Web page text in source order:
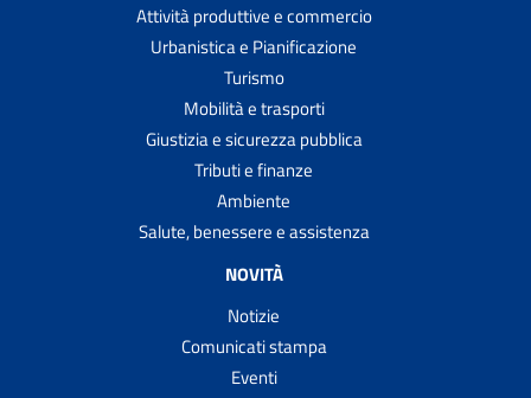
Attività produttive e commercio
Urbanistica e Pianificazione
Turismo
Mobilità e trasporti
Giustizia e sicurezza pubblica
Tributi e finanze
Ambiente
Salute, benessere e assistenza
NOVITÀ
Notizie
Comunicati stampa
Eventi